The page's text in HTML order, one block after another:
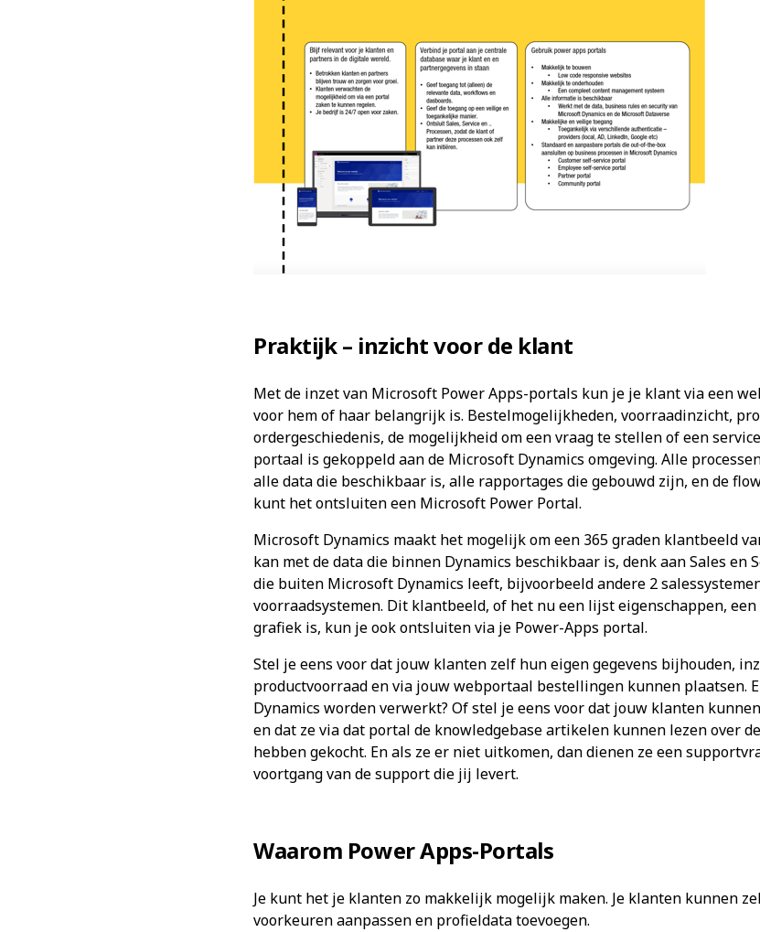
Praktijk – inzicht voor de klant
Met de inzet van Microsoft Power Apps-portals kun je je klant via een
voor hem of haar belangrijk is. Bestelmogelijkheden, voorraadinzicht,
ordergeschiedenis, de mogelijkheid om een vraag te stellen of een
portaal is gekoppeld aan de Microsoft Dynamics omgeving. Alle
alle data die beschikbaar is, alle rapportages die gebouwd zijn, en de
kunt het ontsluiten een Microsoft Power Portal.
Microsoft Dynamics maakt het mogelijk om een 365 graden klantbeeld
kan met de data die binnen Dynamics beschikbaar is, denk aan Sales en
die buiten Microsoft Dynamics leeft, bijvoorbeeld andere 2
voorraadsystemen. Dit klantbeeld, of het nu een lijst eigenschappen,
grafiek is, kun je ook ontsluiten via je Power-Apps portal.
Stel je eens voor dat jouw klanten zelf hun eigen gegevens bijhouden,
productvoorraad en via jouw webportaal bestellingen kunnen plaatsen.
Dynamics worden verwerkt? Of stel je eens voor dat jouw klanten
en dat ze via dat portal de knowledgebase artikelen kunnen lezen over
hebben gekocht. En als ze er niet uitkomen, dan dienen ze een
voortgang van de support die jij levert.
Waarom Power Apps-Portals
Je kunt het je klanten zo makkelijk mogelijk maken. Je klanten kunnen
voorkeuren aanpassen en profieldata toevoegen.